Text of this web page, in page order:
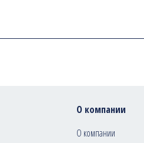
О компании
О компании